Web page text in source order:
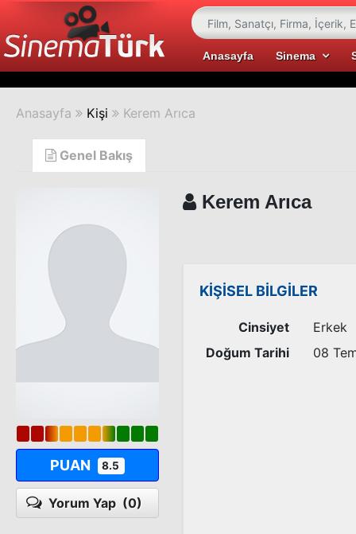
Anasayfa Sinema
Anasayfa Kişi Kerem Arıca
Genel Bakış
PUAN 8.5
Yorum Yap (0)
Kerem Arıca
KİŞİSEL BİLGİLER
Cinsiyet
Erkek
Doğum Tarihi
08